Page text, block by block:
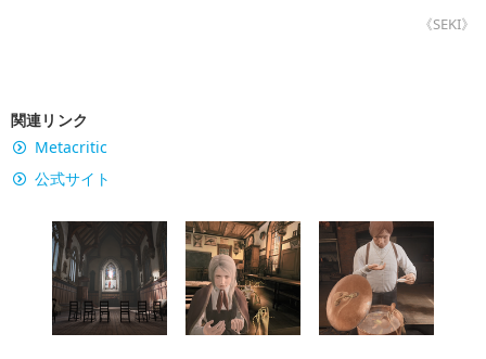
《SEKI》
関連リンク
Metacritic
公式サイト